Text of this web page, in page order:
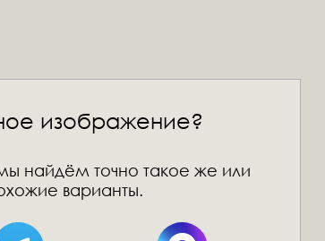
изображение?
найдём точно такое же или
варианты.